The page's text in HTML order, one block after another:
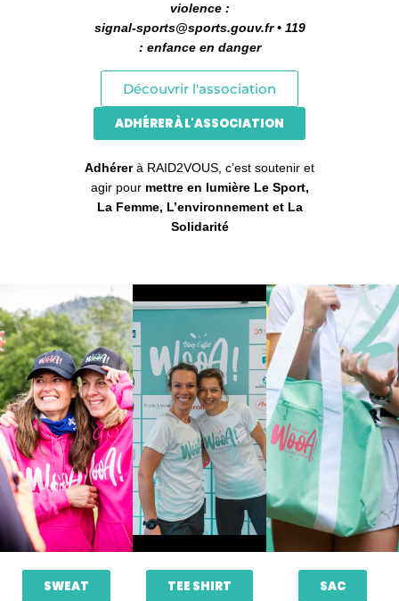
violence :
signal-sports@sports.gouv.fr • 119
: enfance en danger
Découvrir l'association
ADHÉRER À L'ASSOCIATION
Adhérerà RAID2VOUS, c’est soutenir et
agir pour mettre en lumière Le Sport,
La Femme, L’environnement et La
Solidarité
SWEAT TEE SHIRT SAC